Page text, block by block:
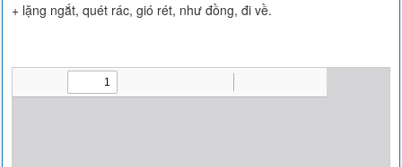
+ lặng ngắt, quét rác, gió rét, như đồng, đi về.